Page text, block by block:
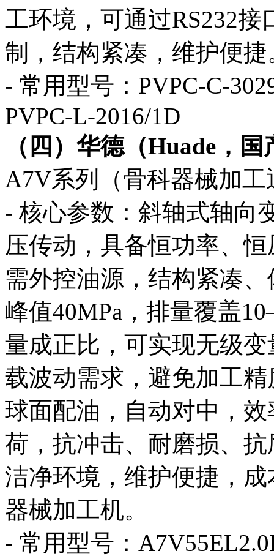
工环境，可通过RS232
制，结构紧凑，维护便捷
- 常用型号：PVPC-C-
PVPC-L-2016/1D
（四）华德（Huade，
A7V系列（骨科器械加工
- 核心参数：斜轴式轴向
压传动，具备恒功率、
需外控油源，结构紧凑
峰值40MPa，排量覆盖
量成正比，可实现无级
载波动需求，避免加工
球面配油，自动对中，
荷，抗冲击、耐磨损、
洁净环境，维护便捷，
器械加工机。
- 常用型号：